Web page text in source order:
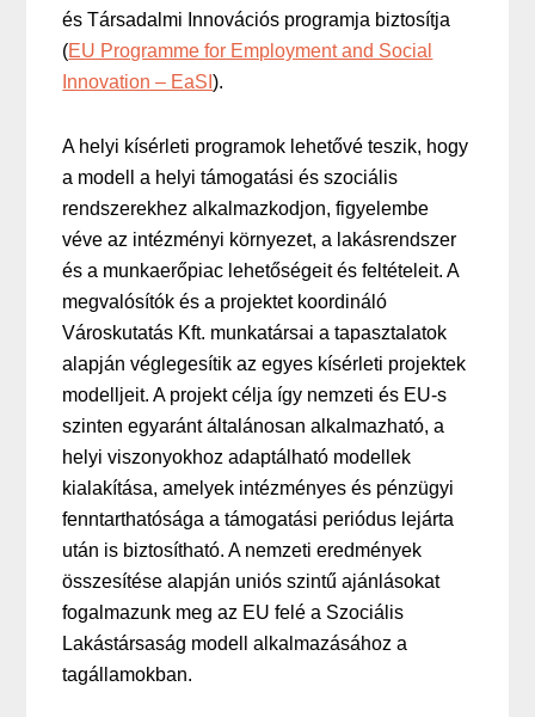
és Társadalmi Innovációs programja biztosítja
(EU Programme for Employment and Social
Innovation – EaSI).
A helyi kísérleti programok lehetővé teszik, hogy
a modell a helyi támogatási és szociális
rendszerekhez alkalmazkodjon, figyelembe
véve az intézményi környezet, a lakásrendszer
és a munkaerőpiac lehetőségeit és feltételeit. A
megvalósítók és a projektet koordináló
Városkutatás Kft. munkatársai a tapasztalatok
alapján véglegesítik az egyes kísérleti projektek
modelljeit. A projekt célja így nemzeti és EU-s
szinten egyaránt általánosan alkalmazható, a
helyi viszonyokhoz adaptálható modellek
kialakítása, amelyek intézményes és pénzügyi
fenntarthatósága a támogatási periódus lejárta
után is biztosítható. A nemzeti eredmények
összesítése alapján uniós szintű ajánlásokat
fogalmazunk meg az EU felé a Szociális
Lakástársaság modell alkalmazásához a
tagállamokban.